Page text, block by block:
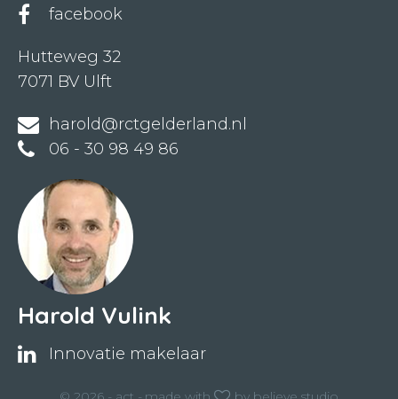
facebook
Hutteweg 32
7071 BV Ulft
harold@rctgelderland.nl
06 - 30 98 49 86
Harold Vulink
Innovatie makelaar